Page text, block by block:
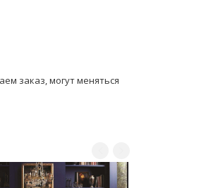
заказ, могут мeняться